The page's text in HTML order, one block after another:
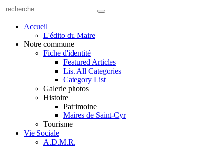
Accueil
L'édito du Maire
Notre commune
Fiche d'identité
Featured Articles
List All Categories
Category List
Galerie photos
Histoire
Patrimoine
Maires de Saint-Cyr
Tourisme
Vie Sociale
A.D.M.R.